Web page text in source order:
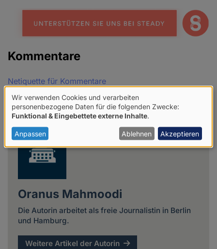
Kommentare
Netiquette für Kommentare
Share
news
Oranus Mahmoodi
Die Autorin arbeitet als freie Journalistin in Berlin
und Hamburg.
Weitere Artikel der Autorin
Verwendung
von
personenbezogenen
Daten
und
Cookies
Wir verwenden Cookies und verarbeiten
personenbezogene Daten für die folgenden Zwecke:
Funktional & Eingebettete externe Inhalte.
Anpassen Ablehnen Akzeptieren